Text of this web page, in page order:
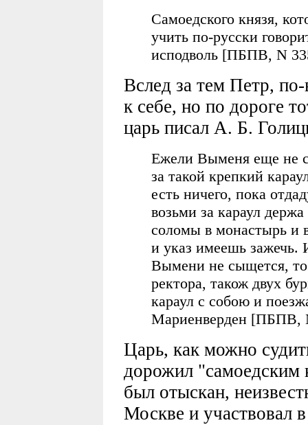
Самоедского князя,
учить по-русски
исподволь [ПБПВ, N
Вслед за тем Петр,
к себе, но по дороге
царь писал А. Б.
Ежели Выменя еще не
за такой крепкий
есть ничего, пока
возьми за караул
соломы в монастырь и
и указ имеешь зажечь.
Вымени не сыщется,
ректора, також двух
караул с собою и
Мариенверден [ПБПВ,
Царь, как можно
дорожил "cамоедским
был отыскан,
Москве и участвовал